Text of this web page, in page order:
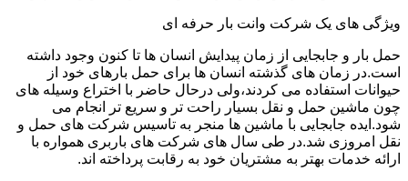
ویژگی های یک شرکت وانت بار حرفه ای
حمل بار و جابجایی از زمان پیدایش انسان ها تا کنون وجود داشته
است.در زمان های گذشته انسان ها برای حمل بارهای خود از
حیوانات استفاده می کردند،ولی درحال حاضر با اختراع وسیله های
چون ماشین حمل و نقل بسیار راحت تر و سریع تر انجام می
شود.ایده جابجایی با ماشین ها منجر به تاسیس شرکت های حمل و
نقل امروزی شد.در طی سال های شرکت های باربری همواره با
ارائه خدمات بهتر به مشتریان خود به رقابت پرداخته اند.